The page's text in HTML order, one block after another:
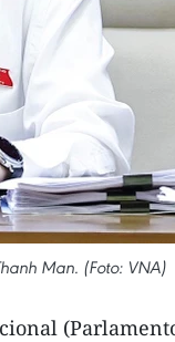
Man. (Foto: VNA)